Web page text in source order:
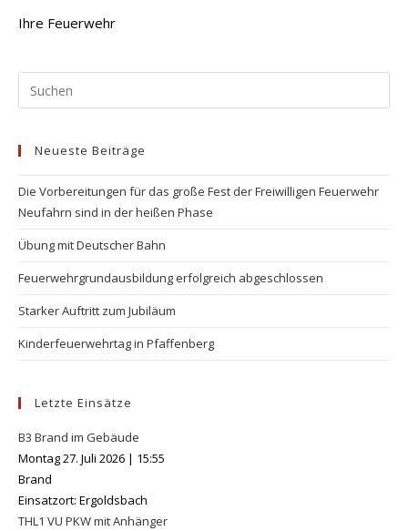
Ihre Feuerwehr
Neueste Beiträge
Die Vorbereitungen für das große Fest der Freiwilligen Feuerwehr
Neufahrn sind in der heißen Phase
Übung mit Deutscher Bahn
Feuerwehrgrundausbildung erfolgreich abgeschlossen
Starker Auftritt zum Jubiläum
Kinderfeuerwehrtag in Pfaffenberg
Letzte Einsätze
B3 Brand im Gebäude
Montag 27. Juli 2026 | 15:55
Brand
Einsatzort: Ergoldsbach
THL1 VU PKW mit Anhänger